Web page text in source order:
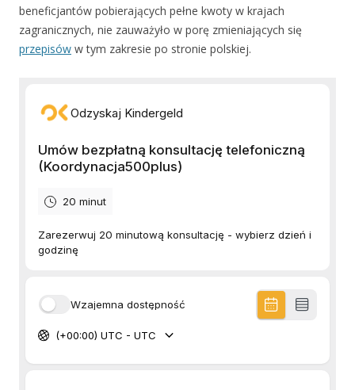
beneficjantów pobierających pełne kwoty w krajach
zagranicznych, nie zauważyło w porę zmieniających się
przepisów w tym zakresie po stronie polskiej.